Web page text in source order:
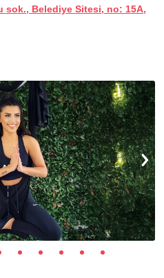
sok., Belediye Sitesi, no: 15A,